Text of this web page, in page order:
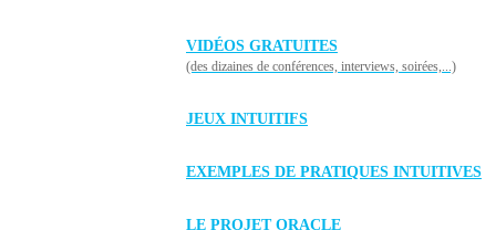
VIDÉOS GRATUITES
(des dizaines de conférences, interviews, soirées,...)
JEUX INTUITIFS
EXEMPLES DE PRATIQUES INTUITIVES
LE PROJET ORACLE